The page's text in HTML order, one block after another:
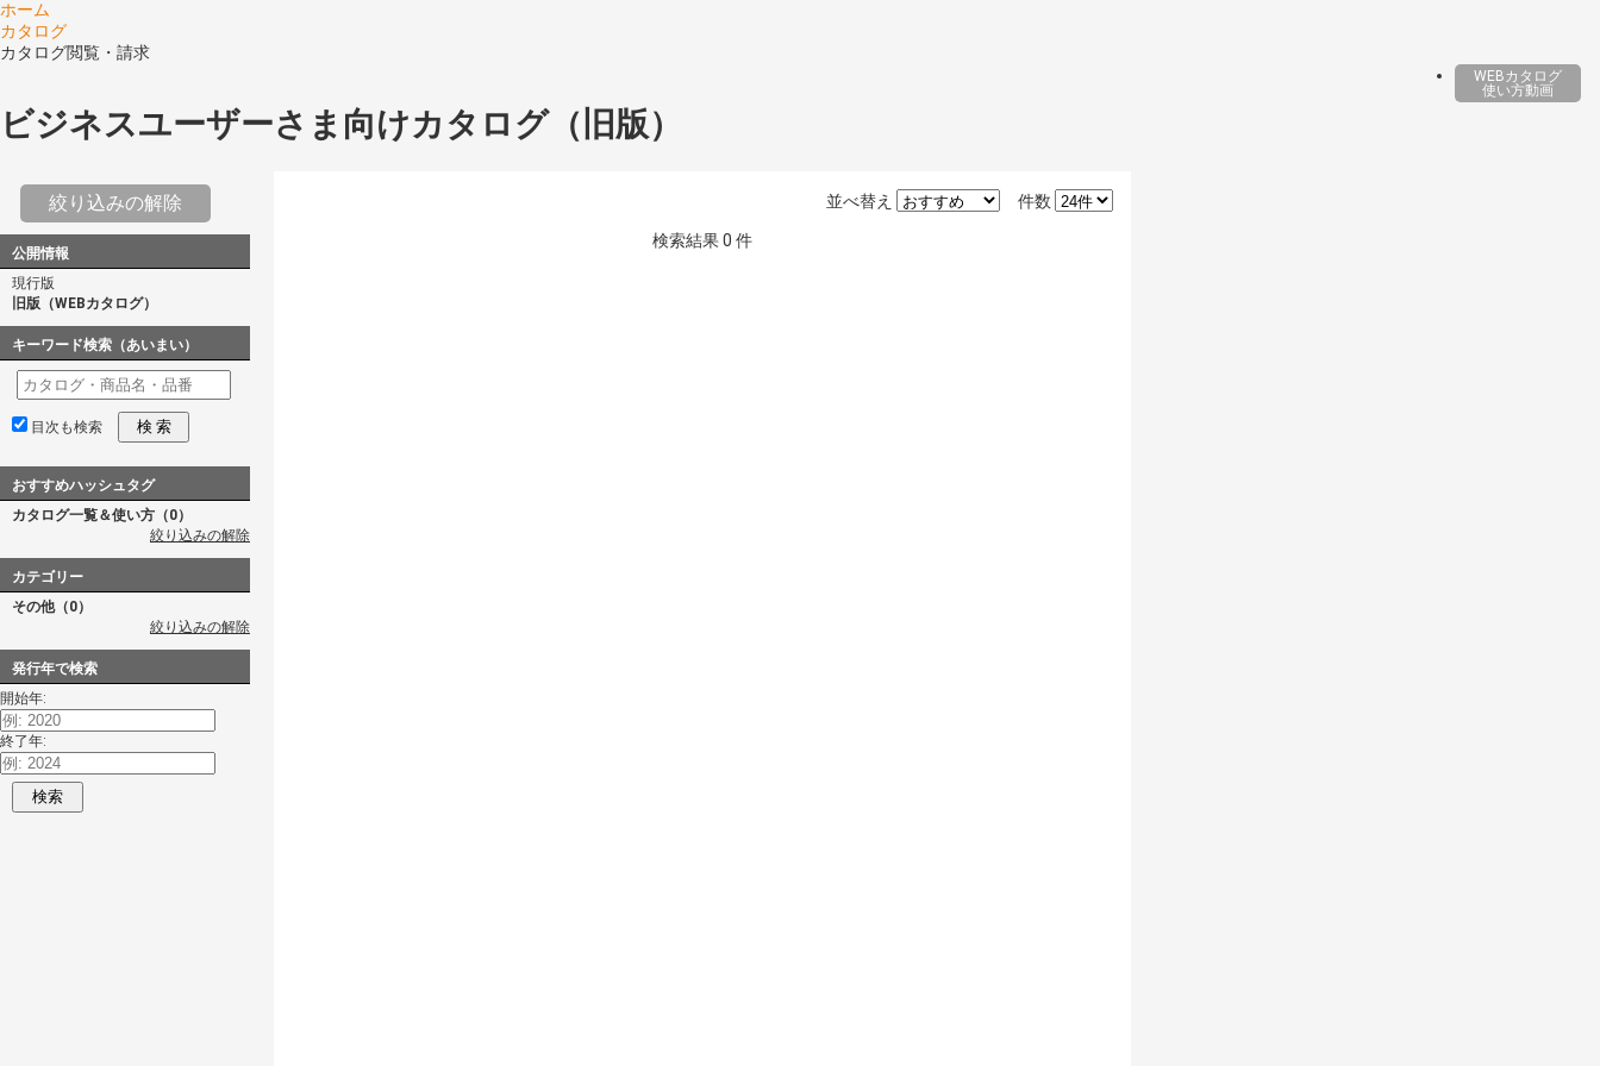
ホーム
カタログ
カタログ閲覧・請求
WEBカタログ
使い方動画
ビジネスユーザーさま向けカタログ（旧版）
絞り込みの解除
公開情報
現行版
旧版（WEBカタログ）
キーワード検索（あいまい）
目次も検索 検 索
おすすめハッシュタグ
カタログ一覧＆使い方（0）
絞り込みの解除
カテゴリー
その他（0）
絞り込みの解除
発行年で検索
開始年:
終了年:
検索
件数
並べ替え
検索結果0 件